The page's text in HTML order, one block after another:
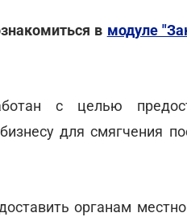
в модуле
с целью
для смягчения
органам